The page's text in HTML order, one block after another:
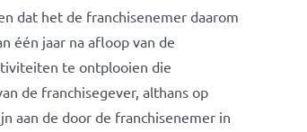
dat het de franchisenemer daarom
één jaar na afloop van de
te ontplooien die
de franchisegever, althans op
aan de door de franchisenemer in